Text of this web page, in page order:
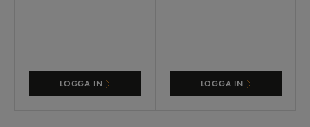
LOGGA IN LOGGA IN